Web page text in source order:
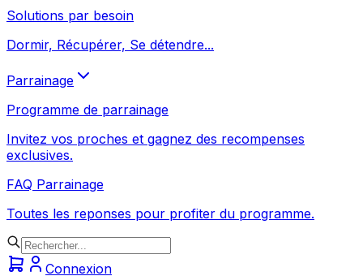
Solutions par besoin
Dormir, Récupérer, Se détendre...
Parrainage
Programme de parrainage
Invitez vos proches et gagnez des recompenses
exclusives.
FAQ Parrainage
Toutes les reponses pour profiter du programme.
Connexion